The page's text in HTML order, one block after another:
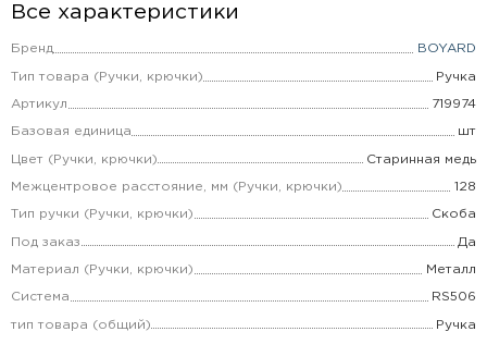
Все характеристики
Бренд BOYARD
Тип товара (Ручки, крючки) Ручка
Артикул 719974
Базовая единица шт
Цвет (Ручки, крючки) Старинная медь
Межцентровое расстояние, мм (Ручки, крючки) 128
Тип ручки (Ручки, крючки) Скоба
Под заказ Да
Материал (Ручки, крючки) Металл
Система RS506
тип товара (общий) Ручка